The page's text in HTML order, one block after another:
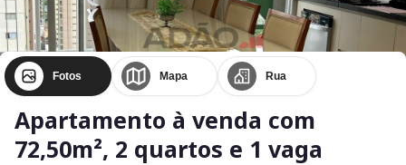
Fotos Mapa Rua
Apartamento à venda com
72,50m², 2 quartos e 1 vaga